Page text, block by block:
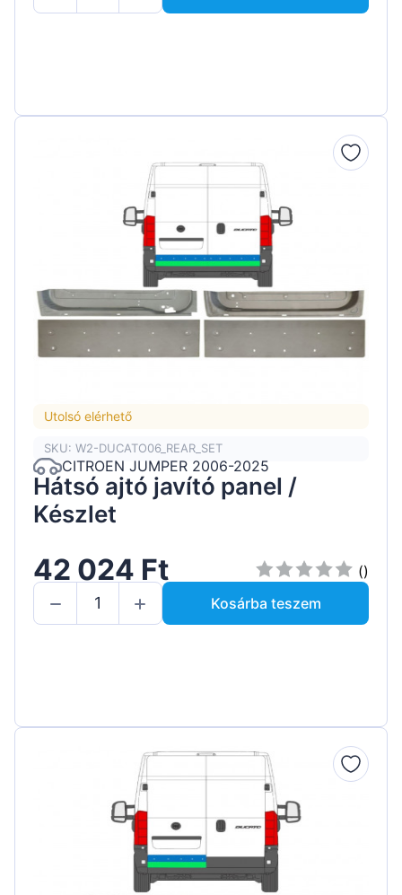
Utolsó elérhető
SKU: W2-DUCATO06_REAR_SET
CITROEN JUMPER 2006-2025
Hátsó ajtó javító panel /
Készlet
42 024 Ft
()
Kosárba teszem